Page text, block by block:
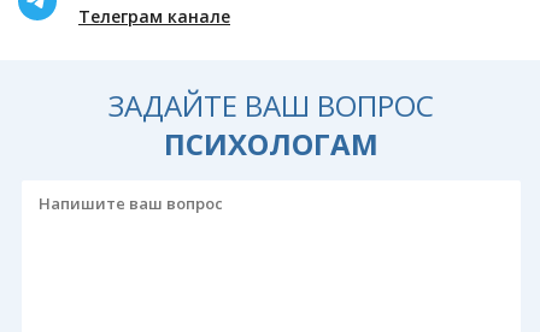
Телеграм канале
ЗАДАЙТЕ ВАШ ВОПРОС
ПСИХОЛОГАМ